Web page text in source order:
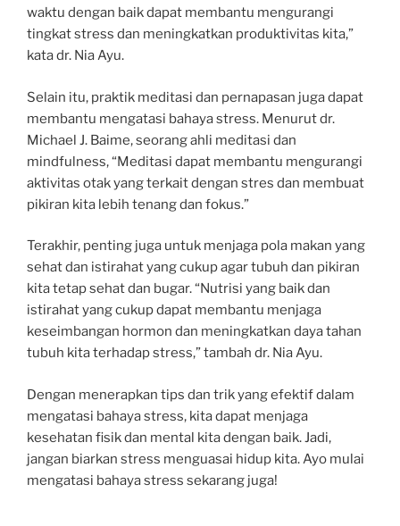
waktu dengan baik dapat membantu mengurangi
tingkat stress dan meningkatkan produktivitas kita,”
kata dr. Nia Ayu.
Selain itu, praktik meditasi dan pernapasan juga dapat
membantu mengatasi bahaya stress. Menurut dr.
Michael J. Baime, seorang ahli meditasi dan
mindfulness, “Meditasi dapat membantu mengurangi
aktivitas otak yang terkait dengan stres dan membuat
pikiran kita lebih tenang dan fokus.”
Terakhir, penting juga untuk menjaga pola makan yang
sehat dan istirahat yang cukup agar tubuh dan pikiran
kita tetap sehat dan bugar. “Nutrisi yang baik dan
istirahat yang cukup dapat membantu menjaga
keseimbangan hormon dan meningkatkan daya tahan
tubuh kita terhadap stress,” tambah dr. Nia Ayu.
Dengan menerapkan tips dan trik yang efektif dalam
mengatasi bahaya stress, kita dapat menjaga
kesehatan fisik dan mental kita dengan baik. Jadi,
jangan biarkan stress menguasai hidup kita. Ayo mulai
mengatasi bahaya stress sekarang juga!